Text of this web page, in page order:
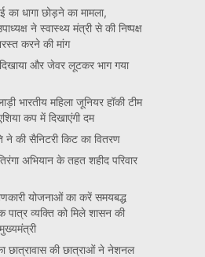
का धागा छोड़ने का मामला,
ने स्वास्थ्य मंत्री से की निष्पक्ष
करने की मांग
और जेवर लूटकर भाग गया
भारतीय महिला जूनियर हॉकी टीम
कप में दिखाएंगी दम
ने की सैनिटरी किट का वितरण
अभियान के तहत शहीद परिवार
योजनाओं का करें समयबद्ध
पात्र व्यक्ति को मिले शासन की
छात्रावास की छात्राओं ने नेशनल